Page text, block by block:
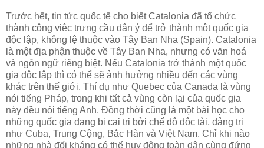
Trước hết, tin tức quốc tế cho biết Catalonia đã tổ chức
thành công việc trưng cầu dân ý để trở thành một quốc gia
độc lập, không lệ thuộc vào Tây Ban Nha (Spain). Catalonia
là một địa phận thuộc về Tây Ban Nha, nhưng có văn hoá
và ngôn ngữ riêng biệt. Nếu Catalonia trở thành một quốc
gia độc lập thì có thể sẽ ảnh hưởng nhiều đến các vùng
khác trên thế giới. Thí dụ như Quebec của Canada là vùng
nói tiếng Pháp, trong khi tất cả vùng còn lại của quốc gia
này đều nói tiếng Anh. Đồng thời cũng là một bài học cho
những quốc gia đang bị cai trị bởi chế độ độc tài, đảng trị
như Cuba, Trung Cộng, Bắc Hàn và Việt Nam. Chỉ khi nào
những nhà đối kháng có thể huy động toàn dân cùng đứng